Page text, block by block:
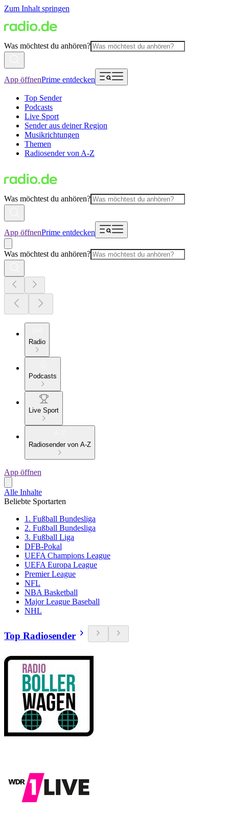
Zum Inhalt springen
Was möchtest du anhören?
App öffnenPrime entdecken
Top Sender
Podcasts
Live Sport
Sender aus deiner Region
Musikrichtungen
Themen
Radiosender von A-Z
Was möchtest du anhören?
App öffnenPrime entdecken
Was möchtest du anhören?
Radio
Podcasts
Live Sport
Radiosender von A-Z
App öffnen
Alle Inhalte
Beliebte Sportarten
1. Fußball Bundesliga
2. Fußball Bundesliga
3. Fußball Liga
DFB-Pokal
UEFA Champions League
UEFA Europa League
Premier League
NFL
NBA Basketball
Major League Baseball
NHL
Top Radiosender